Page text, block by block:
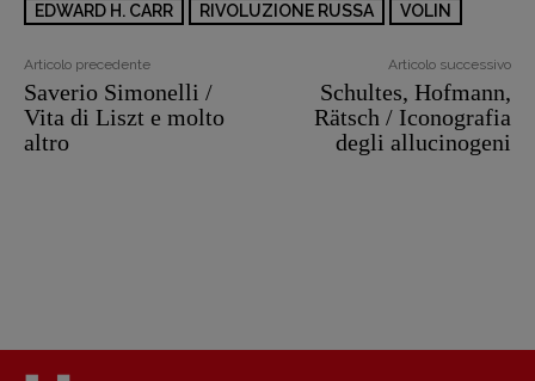
EDWARD H. CARR
RIVOLUZIONE RUSSA VOLIN
Articolo precedente
Saverio Simonelli /
Vita di Liszt e molto
altro
Articolo successivo
Schultes, Hofmann,
Rätsch / Iconografia
degli allucinogeni